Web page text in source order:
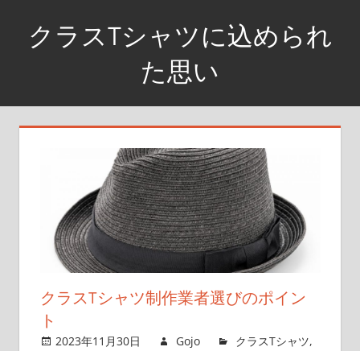
ツ
クラスTシャツに込められ
た思い
仲
間
クラスTシャツ制作業者選びのポイン
ト
2023年11月30日 Gojo クラスTシャツ,